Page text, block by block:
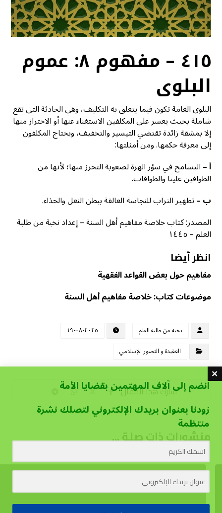
٤١٥ – مفهوم ٨: عموم
البلوى
البلوى العامة تكون فيما يتعلق به التكليف، وهي الحادثة التي تقع
شاملة بحيث يعسر على المكلفين الاستغناء عنها أو الاحتراز منها
إلا بمشقة زائدة تقتضي التيسير والتخفيف، ويحتاج المكلفون
إلى معرفة حكمها. ومن أمثلتها:
أ –التسامح في سؤر الهرة لصعوبة التحرز منها؛ لأنها من
الطوافين علينا والطوافات.
ب –تطهير التراب للنجاسة العالقة ببطن النعل والحذاء.
المصدر: كتاب خلاصة مفاهيم أهل السنة – إعداد نخبة من طلبة
العلم – ١٤٤٥
انظر أيضا
مفاهيم حول بعض القواعد الفقهية
موضوعات كتاب: خلاصة مفاهيم أهل السنة
نخبة من طلبة العلم
٢٠٢٥-٠٨-١٩
العقيدة و التصور الإسلامي
منشورات ذات صلة ...
انضم إلى آلاف المهتمين بقضايا الأمة
زودنا بعنوان بريدك الإلكتروني لتصلك نشرة
منتظمة